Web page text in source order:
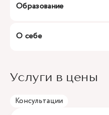
Образование
О себе
Услуги в цены
Консультации